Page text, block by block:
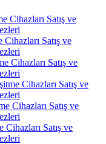
Cihazları Satış ve
Satış ve
Cihazları Satış ve
Cihazları Satış ve
Cihazları Satış ve
Cihazları Satış ve